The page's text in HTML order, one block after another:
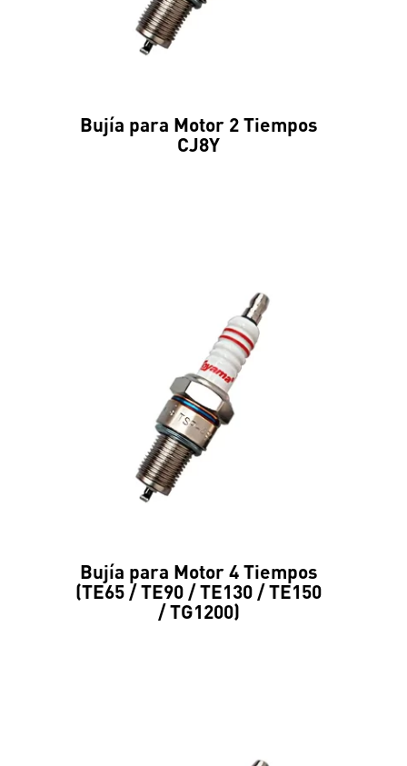
Bujía para Motor 2 Tiempos
CJ8Y
Bujía para Motor 4 Tiempos
(TE65 / TE90 / TE130 / TE150
/ TG1200)